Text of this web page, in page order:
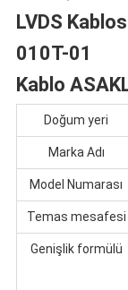
LVDS
010T-01
Kablo
Doğum yeri
Marka Adı
Model Numarası
Temas mesafesi
Genişlik formülü